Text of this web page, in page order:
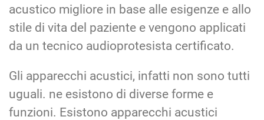
acustico migliore in base alle esigenze e allo
stile di vita del paziente e vengono applicati
da un tecnico audioprotesista certificato.
Gli apparecchi acustici, infatti non sono tutti
uguali. ne esistono di diverse forme e
funzioni. Esistono apparecchi acustici